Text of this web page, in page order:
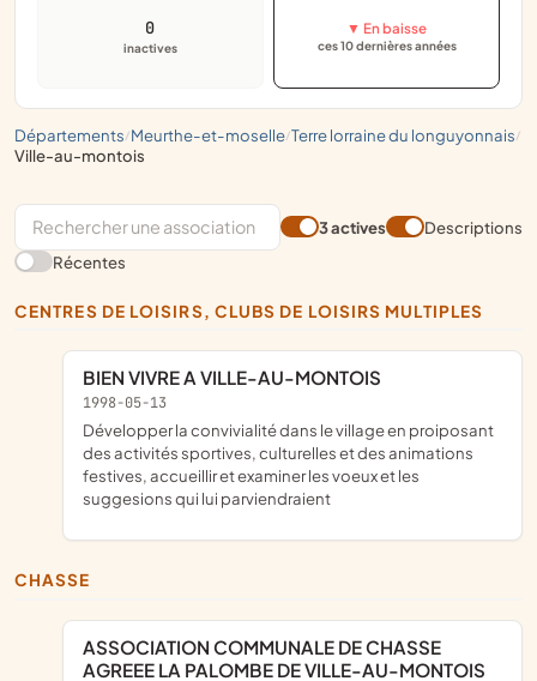
départements/ meurthe-et-moselle/ terre lorraine du longuyonnais/
ville-au-montois
0
inactives
▼ En baisse
ces 10 dernières années
3 actives
Descriptions
Récentes
CENTRES DE LOISIRS, CLUBS DE LOISIRS MULTIPLES
BIEN VIVRE A VILLE-AU-MONTOIS
1998-05-13
développer la convivialité dans le village en proiposant
des activités sportives, culturelles et des animations
festives, accueillir et examiner les voeux et les
suggesions qui lui parviendraient
CHASSE
ASSOCIATION COMMUNALE DE CHASSE
AGREEE LA PALOMBE DE VILLE-AU-MONTOIS